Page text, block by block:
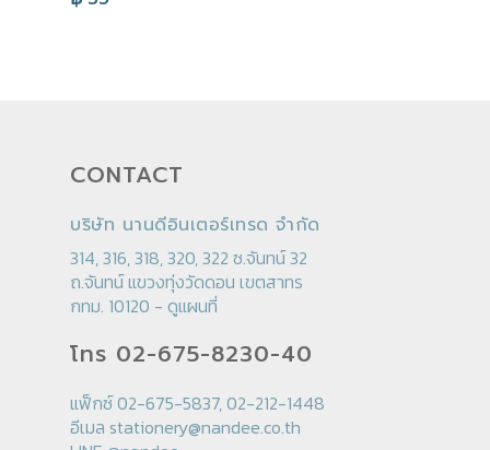
CONTACT
บริษัท นานดีอินเตอร์เทรด จำกัด
314, 316, 318, 320, 322 ซ.จันทน์ 32
ถ.จันทน์ แขวงทุ่งวัดดอน เขตสาทร
กทม. 10120 - ดูแผนที่
โทร 02-675-8230-40
แฟ็กซ์ 02-675-5837, 02-212-1448
อีเมล stationery@nandee.co.th